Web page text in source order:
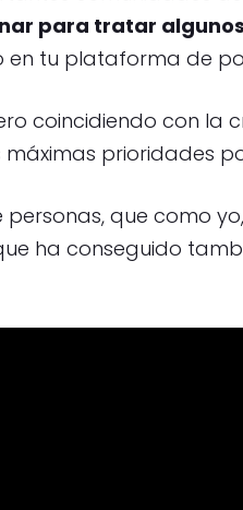
para tratar
en tu plataforma de
coincidiendo con la
prioridades
que como
ha conseguido